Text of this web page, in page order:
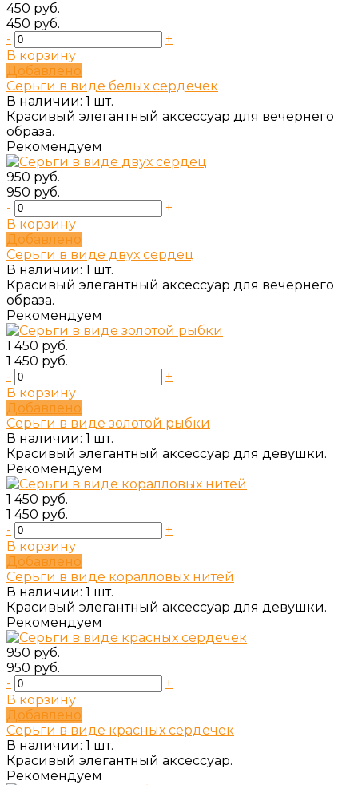
450 руб.
450 руб.
-
+
В корзину
Добавлено
Серьги в виде белых сердечек
В наличии: 1 шт.
Красивый элегантный аксессуар для вечернего
образа.
Рекомендуем
950 руб.
950 руб.
-
+
В корзину
Добавлено
Серьги в виде двух сердец
В наличии: 1 шт.
Красивый элегантный аксессуар для вечернего
образа.
Рекомендуем
1 450 руб.
1 450 руб.
-
+
В корзину
Добавлено
Серьги в виде золотой рыбки
В наличии: 1 шт.
Красивый элегантный аксессуар для девушки.
Рекомендуем
1 450 руб.
1 450 руб.
-
+
В корзину
Добавлено
Серьги в виде коралловых нитей
В наличии: 1 шт.
Красивый элегантный аксессуар для девушки.
Рекомендуем
950 руб.
950 руб.
-
+
В корзину
Добавлено
Серьги в виде красных сердечек
В наличии: 1 шт.
Красивый элегантный аксессуар.
Рекомендуем